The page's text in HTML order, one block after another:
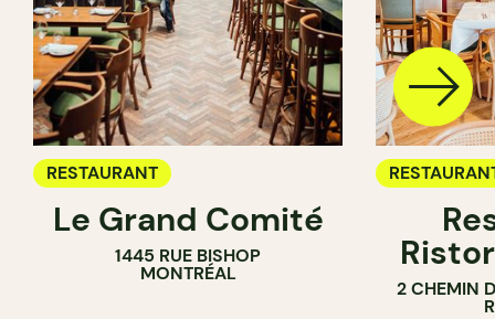
RESTAURANT
Le Grand Comité
1445 RUE BISHOP
MONTRÉAL
2 CHEMIN